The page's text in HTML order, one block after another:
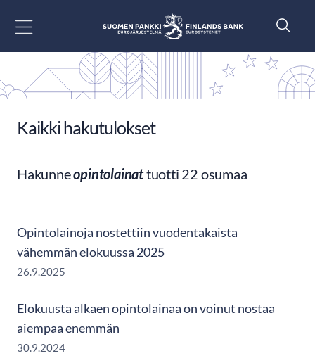
Kaikki hakutulokset
Hakunneopintolainattuotti 22 osumaa
Opintolainoja nostettiin vuodentakaista
vähemmän elokuussa 2025
26.9.2025
Elokuusta alkaen opintolainaa on voinut nostaa
aiempaa enemmän
30.9.2024